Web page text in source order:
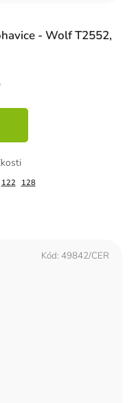
- Wolf T2552,
122 128
Kód: 49842/CER